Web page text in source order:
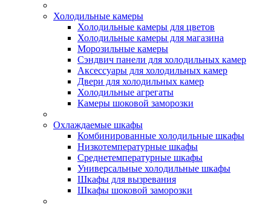
Холодильные камеры
Холодильные камеры для цветов
Холодильные камеры для магазина
Морозильные камеры
Сэндвич панели для холодильных камер
Аксессуары для холодильных камер
Двери для холодильных камер
Холодильные агрегаты
Камеры шоковой заморозки
Охлаждаемые шкафы
Комбинированные холодильные шкафы
Низкотемпературные шкафы
Среднетемпературные шкафы
Универсальные холодильные шкафы
Шкафы для вызревания
Шкафы шоковой заморозки